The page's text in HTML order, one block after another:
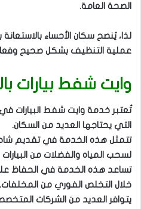
الصحة العامة.
لذا، يُنصح سكان الأحساء
عملية التنظيف بشكل صحيح
وايت شفط بيارات
تُعتبر خدمة وايت شفط البيارات
التي يحتاجها العديد من السكان.
تتمثل هذه الخدمة في تقديم
لسحب المياه والفضلات من
تساعد هذه الخدمة في الحفاظ
خلال التخلص الفوري من المخلفات.
يتوافر العديد من الشركات